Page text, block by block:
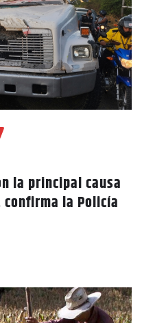
la principal causa
la Policía